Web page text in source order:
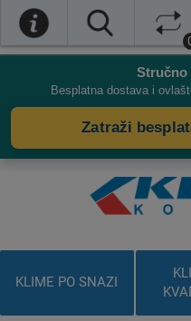
Stručno
Besplatna dostava i
Zatraži
KLIME PO SNAZI